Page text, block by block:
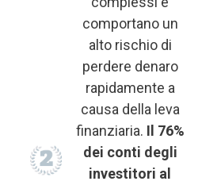
comportano un
alto rischio di
perdere denaro
rapidamente a
causa della leva
finanziaria. Il 76%
dei conti degli
investitori al